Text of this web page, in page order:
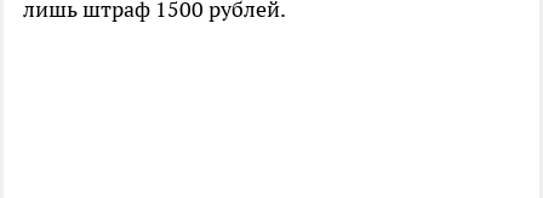
лишь штраф 1500 рублей.